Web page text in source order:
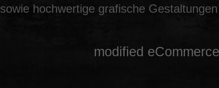
sowie hochwertige grafische
mod ified